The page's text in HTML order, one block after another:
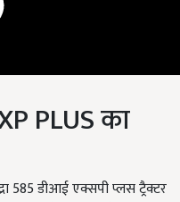
PLUS का
585 डीआई एक्सपी प्लस ट्रैक्टर